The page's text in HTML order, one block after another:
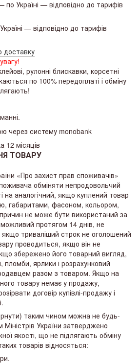
Україні — відповідно до тарифів
— відповідно до тарифів
доставку
рулонні блискавки, корсетні
по 100% передоплаті і обміну
через систему monobank
12 місяців
ТОВАРУ
«Про захист прав споживачів»
обміняти непродовольчий
на аналогічний, якщо куплений товар
габаритами, фасоном, кольором,
не може бути використаний за
протягом 14 днів, не
триваліший строк не оголошений
проводиться, якщо він не
збережено його товарний вигляд,
пломби, ярлики і розрахунковий
разом з товаром. Якщо на
товару немає у продажу,
договір купівлі-продажу і
таким чином можна не будь-
України затверджено
якості, що не підлягають обміну
товарів відносяться: